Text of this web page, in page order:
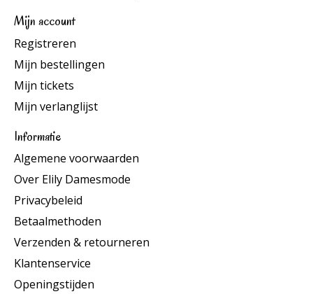
Mijn account
Registreren
Mijn bestellingen
Mijn tickets
Mijn verlanglijst
Informatie
Algemene voorwaarden
Over Elily Damesmode
Privacybeleid
Betaalmethoden
Verzenden & retourneren
Klantenservice
Openingstijden